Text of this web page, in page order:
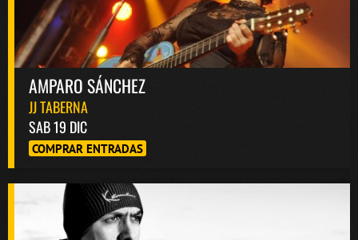
AMPARO SÁNCHEZ
JJ TABERNA
SAB 19 DIC
COMPRAR ENTRADAS